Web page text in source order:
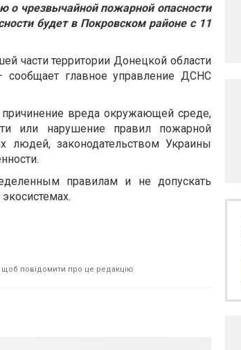
о чрезвычайной пожарной опасности
будет в Покровском районе с 11
части территории Донецкой области
сообщает главное управление ДСНС
вреда окружающей среде,
или нарушение правил пожарной
людей, законодательством Украины
правилам и не допускать
щоб повідомити про це редакцію